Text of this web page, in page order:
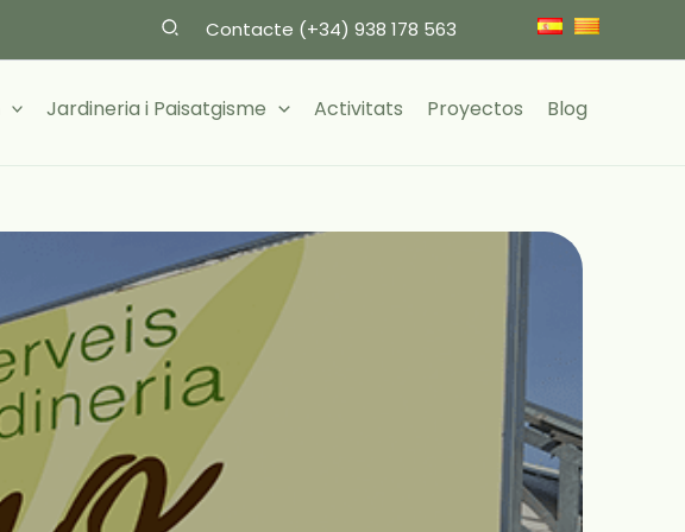
Contacte (+34) 938 178 563
Jardineria i Paisatgisme Activitats Proyectos Blog